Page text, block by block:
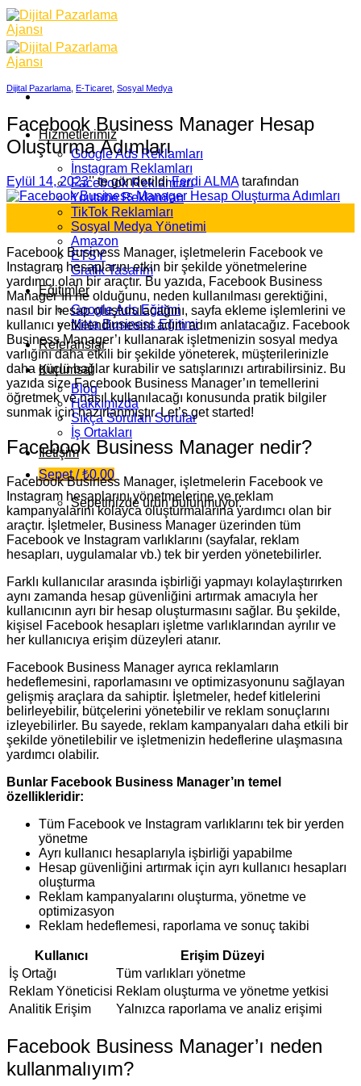
Skip
to
content
Hizmetlerimiz
Google Ads Reklamları
İnstagram Reklamları
Facebook Reklamları
Youtube Reklamları
TikTok Reklamları
Sosyal Medya Yönetimi
Amazon
ETSY
Grafik Tasarım
Eğitimler
Google Ads Eğitimi
Meta Business Eğitimi
Referanslar
Kurumsal
Blog
Hakkımızda
Sıkça Sorulan Sorular
İş Ortakları
İletişim
Sepet /₺0,00
Sepetinizde ürün bulunmuyor.
Dijital Pazarlama E-Ticaret Sosyal Medya
Facebook Business Manager Hesap
Oluşturma Adımları
Eylül 14, 2023’' te gönderildi Ferdi ALMAtarafından
Facebook Business Manager, işletmelerin Facebook ve
Instagram hesaplarını etkin bir şekilde yönetmelerine
yardımcı olan bir araçtır. Bu yazıda, Facebook Business
Manager’ın ne olduğunu, neden kullanılması gerektiğini,
nasıl bir hesap oluşturulacağını, sayfa ekleme işlemlerini ve
kullanıcı yetkilendirmesini adım adım anlatacağız. Facebook
Business Manager’ı kullanarak işletmenizin sosyal medya
varlığını daha etkili bir şekilde yöneterek, müşterilerinizle
daha güçlü bağlar kurabilir ve satışlarınızı artırabilirsiniz. Bu
yazıda size Facebook Business Manager’ın temellerini
öğretmek ve nasıl kullanılacağı konusunda pratik bilgiler
sunmak için hazırlanmıştır. Let’s get started!
Facebook Business Manager nedir?
Facebook Business Manager, işletmelerin Facebook ve
Instagram hesaplarını yönetmelerine ve reklam
kampanyalarını kolayca oluşturmalarına yardımcı olan bir
araçtır. İşletmeler, Business Manager üzerinden tüm
Facebook ve Instagram varlıklarını (sayfalar, reklam
hesapları, uygulamalar vb.) tek bir yerden yönetebilirler.
Farklı kullanıcılar arasında işbirliği yapmayı kolaylaştırırken
aynı zamanda hesap güvenliğini artırmak amacıyla her
kullanıcının ayrı bir hesap oluşturmasını sağlar. Bu şekilde,
kişisel Facebook hesapları işletme varlıklarından ayrılır ve
her kullanıcıya erişim düzeyleri atanır.
Facebook Business Manager ayrıca reklamların
hedeflemesini, raporlamasını ve optimizasyonunu sağlayan
gelişmiş araçlara da sahiptir. İşletmeler, hedef kitlelerini
belirleyebilir, bütçelerini yönetebilir ve reklam sonuçlarını
izleyebilirler. Bu sayede, reklam kampanyaları daha etkili bir
şekilde yönetilebilir ve işletmenizin hedeflerine ulaşmasına
yardımcı olabilir.
Bunlar Facebook Business Manager’ın temel
özellikleridir:
Tüm Facebook ve Instagram varlıklarını tek bir yerden
yönetme
Ayrı kullanıcı hesaplarıyla işbirliği yapabilme
Hesap güvenliğini artırmak için ayrı kullanıcı hesapları
oluşturma
Reklam kampanyalarını oluşturma, yönetme ve
optimizasyon
Reklam hedeflemesi, raporlama ve sonuç takibi
Kullanıcı
Erişim Düzeyi
İş Ortağı
Tüm varlıkları yönetme
Reklam Yöneticisi Reklam oluşturma ve yönetme yetkisi
Analitik Erişim
Yalnızca raporlama ve analiz erişimi
Facebook Business Manager’ı neden
kullanmalıyım?